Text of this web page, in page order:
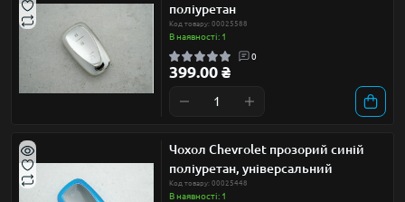
поліуретан
Код товару: 00025588
В наявності: 1
0
399.00 ₴
Чохол Chevrolet прозорий синій
поліуретан, універсальний
Код товару: 00025448
В наявності: 1